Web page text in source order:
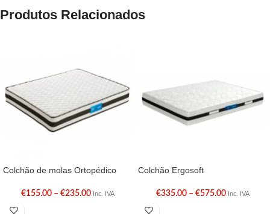
Produtos Relacionados
Colchão de molas Ortopédico
€155.00 – €235.00 Inc. IVA
Colchão Ergosoft
€335.00 – €575.00 Inc. IVA